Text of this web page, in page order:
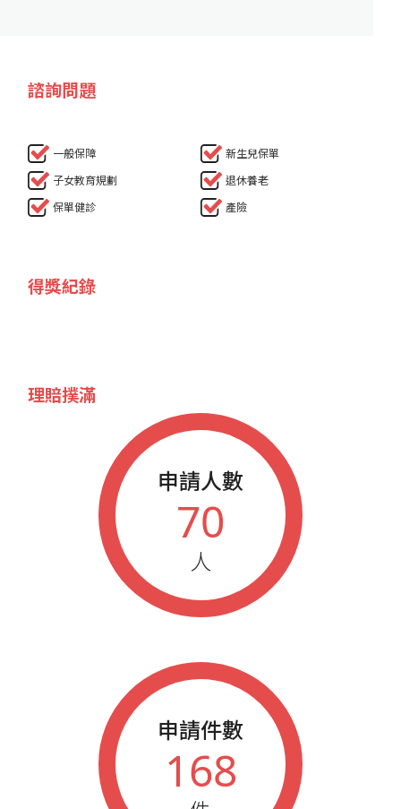
諮詢問題
一般保障
新生兒保單
子女教育規劃
退休養老
保單健診
產險
得獎紀錄
理賠撲滿
申請人數
70
人
申請件數
168